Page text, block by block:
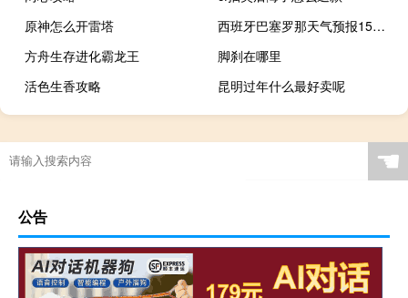
原神怎么开雷塔
西班牙巴塞罗那天气预报15天（西班牙巴塞罗那天气）
方舟生存进化霸龙王
脚刹在哪里
活色生香攻略
昆明过年什么最好卖呢
☚
公告